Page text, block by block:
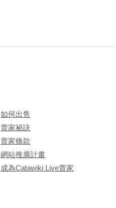
如何出售
賣家祕訣
賣家條款
網站推廣計畫
成為Catawiki Live賣家